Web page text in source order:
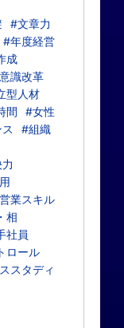
#文章力
#年度経営
成
識改革
型人材
間
#女性
#組織
業スキル
相
社員
ロール
スタディ